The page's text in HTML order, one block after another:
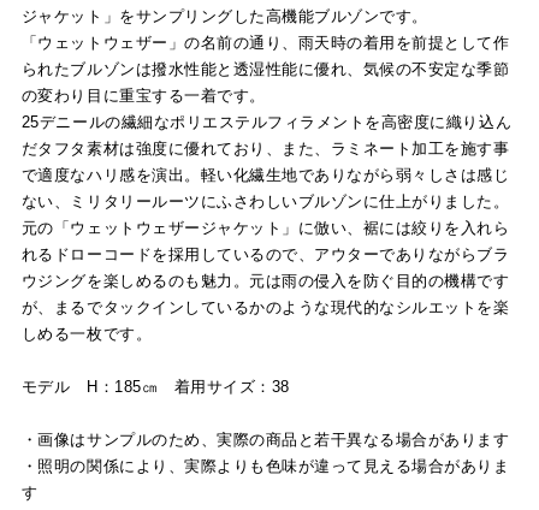
ジャケット」をサンプリングした高機能ブルゾンです。
「ウェットウェザー」の名前の通り、雨天時の着用を前提として作
られたブルゾンは撥水性能と透湿性能に優れ、気候の不安定な季節
の変わり目に重宝する一着です。
25デニールの繊細なポリエステルフィラメントを高密度に織り込ん
だタフタ素材は強度に優れており、また、ラミネート加工を施す事
で適度なハリ感を演出。軽い化繊生地でありながら弱々しさは感じ
ない、ミリタリールーツにふさわしいブルゾンに仕上がりました。
元の「ウェットウェザージャケット」に倣い、裾には絞りを入れら
れるドローコードを採用しているので、アウターでありながらブラ
ウジングを楽しめるのも魅力。元は雨の侵入を防ぐ目的の機構です
が、まるでタックインしているかのような現代的なシルエットを楽
しめる一枚です。
モデル H：185㎝ 着用サイズ：38
・画像はサンプルのため、実際の商品と若干異なる場合があります
・照明の関係により、実際よりも色味が違って見える場合がありま
す